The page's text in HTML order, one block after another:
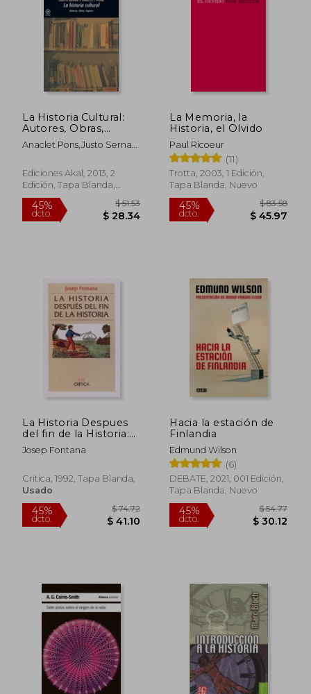
45%
dcto.
40%
dcto.
La Historia Cultural:
Autores, Obras,
Lugares
Anaclet Pons,Justo Serna
Ediciones Akal, 2013, 2
Edición, Tapa Blanda,
Nuevo
45%
dcto. $ 28.34
La Memoria, la
Historia, el Olvido
Paul Ricoeur
(11)
Trotta, 2003, 1 Edición,
Tapa Blanda, Nuevo
45%
dcto.
La Historia Despues
del fin de la Historia:
Reflexiones Acerca de
la Situacion Actual de
Josep Fontana
Critica, 1992, Tapa Blanda,
Usado
Hacia la estación de
Finlandia
Edmund Wilson
(6)
DEBATE, 2021, 001 Edición,
Tapa Blanda, Nuevo